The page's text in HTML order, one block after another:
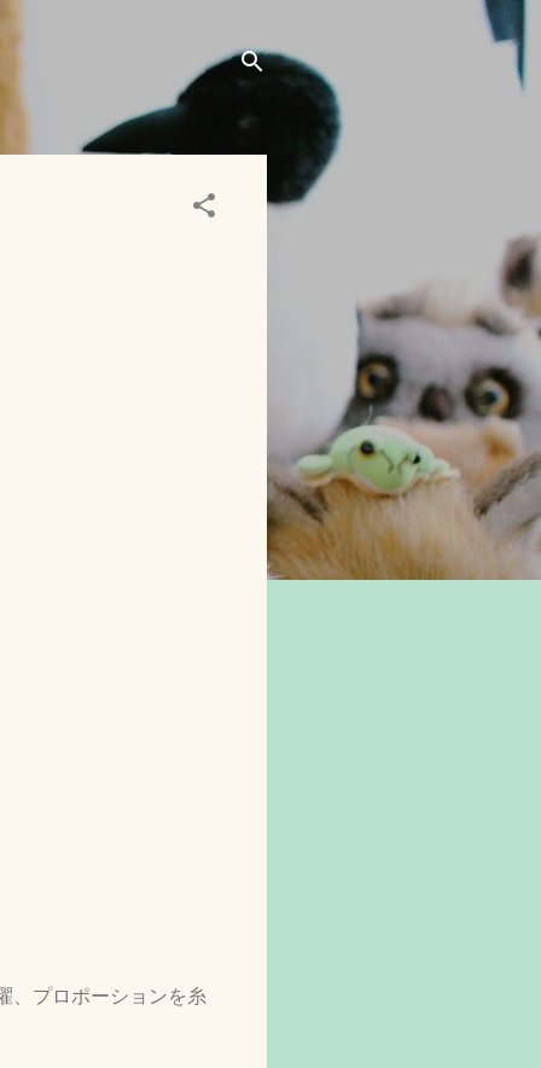
、プロポーションを糸